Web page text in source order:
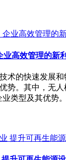
业高效管理的新
术的快速发展
势。其中，无
类型及其优势